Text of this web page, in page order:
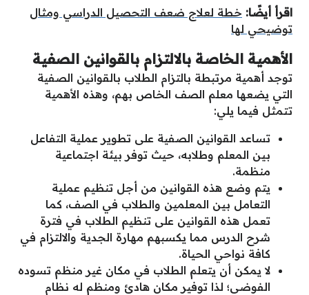
اقرأ أيضًا: خطة لعلاج ضعف التحصيل الدراسي ومثال
توضيحي لها
الأهمية الخاصة بالالتزام بالقوانين الصفية
توجد أهمية مرتبطة بالتزام الطلاب بالقوانين الصفية
التي يضعها معلم الصف الخاص بهم، وهذه الأهمية
تتمثل فيما يلي:
تساعد القوانين الصفية على تطوير عملية التفاعل
بين المعلم وطلابه، حيث توفر بيئة اجتماعية
منظمة.
يتم وضع هذه القوانين من أجل تنظيم عملية
التعامل بين المعلمين والطلاب في الصف، كما
تعمل هذه القوانين على تنظيم الطلاب في فترة
شرح الدرس مما يكسبهم مهارة الجدية والالتزام في
كافة نواحي الحياة.
لا يمكن أن يتعلم الطلاب في مكان غير منظم تسوده
الفوضى؛ لذا توفير مكان هادئ ومنظم له نظام